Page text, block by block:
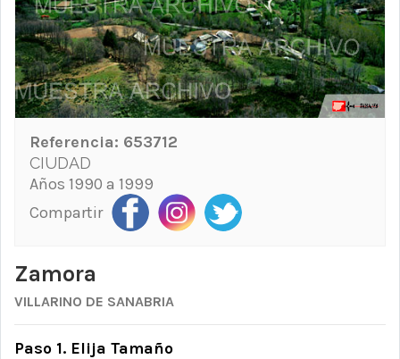
Referencia: 653712
CIUDAD
Años 1990 a 1999
Compartir
Zamora
VILLARINO DE SANABRIA
Paso 1. Elija Tamaño